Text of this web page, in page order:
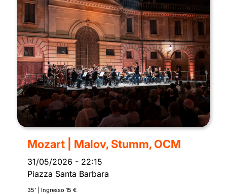
Mozart | Malov, Stumm, OCM
31/05/2026 - 22:15
Piazza Santa Barbara
35’ | Ingresso 15 €